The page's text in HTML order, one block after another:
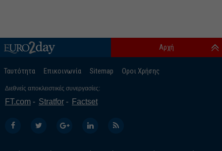
Ταυτότητα Επικοινωνία Sitemap Οροι Χρήσης
Αρχή
Διεθνείς αποκλειστικές συνεργασίες:
FT.com Stratfor Factset